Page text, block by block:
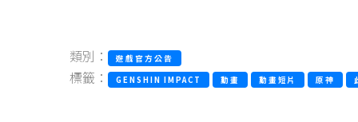
類別： 遊戲官方公告
標籤： GENSHIN IMPACT 動畫 動畫短片 原神